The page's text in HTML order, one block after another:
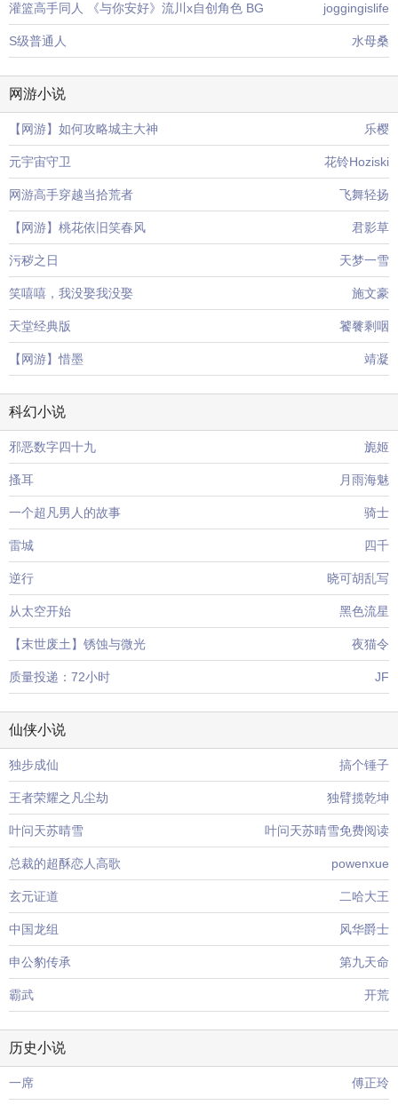
灌篮高手同人 《与你安好》流川x自创角色 BG joggingislife
S级普通人 水母桑
网游小说
【网游】如何攻略城主大神 乐樱
元宇宙守卫 花铃Hoziski
网游高手穿越当拾荒者 飞舞轻扬
【网游】桃花依旧笑春风 君影草
污秽之日 天梦一雪
笑嘻嘻，我没娶我没娶 施文豪
天堂经典版 饕餮剩咽
【网游】惜墨 靖凝
科幻小说
邪恶数字四十九 旎姬
搔耳 月雨海魅
一个超凡男人的故事 骑士
雷城 四千
逆行 晓可胡乱写
从太空开始 黑色流星
【末世废土】锈蚀与微光 夜猫令
质量投递：72小时 JF
仙侠小说
独步成仙 搞个锤子
王者荣耀之凡尘劫 独臂揽乾坤
叶问天苏晴雪 叶问天苏晴雪免费阅读
总裁的超酥恋人高歌 powenxue
玄元证道 二哈大王
中国龙组 风华爵士
申公豹传承 第九天命
霸武 开荒
历史小说
一席 傅正玲